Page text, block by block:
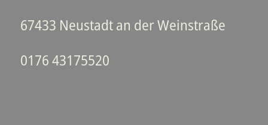
67433 Neustadt an der Weinstraße
0176 43175520